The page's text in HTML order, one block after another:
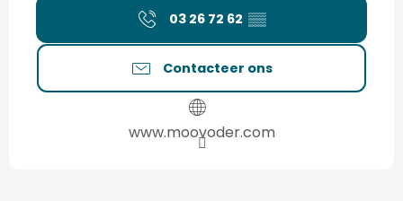
03 26 72 62 ▒▒
Contacteer ons
www.moovoder.com